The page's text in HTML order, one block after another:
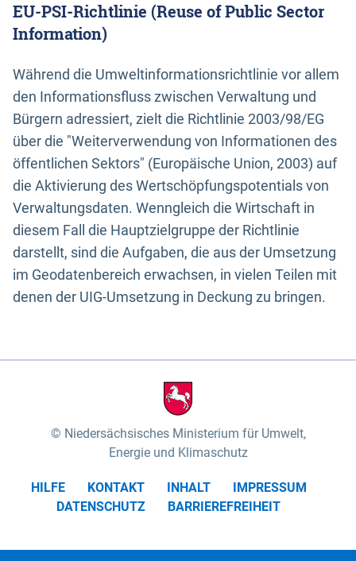
EU-PSI-Richtlinie (Reuse of Public Sector
Information)
Während die Umweltinformationsrichtlinie vor allem
den Informationsfluss zwischen Verwaltung und
Bürgern adressiert, zielt die Richtlinie 2003/98/EG
über die "Weiterverwendung von Informationen des
öffentlichen Sektors" (Europäische Union, 2003) auf
die Aktivierung des Wertschöpfungspotentials von
Verwaltungsdaten. Wenngleich die Wirtschaft in
diesem Fall die Hauptzielgruppe der Richtlinie
darstellt, sind die Aufgaben, die aus der Umsetzung
im Geodatenbereich erwachsen, in vielen Teilen mit
denen der UIG-Umsetzung in Deckung zu bringen.
Niedersächsisches Ministerium für Umwelt,
Energie und Klimaschutz
HILFE KONTAKT INHALT
IMPRESSUM
DATENSCHUTZ
BARRIEREFREIHEIT